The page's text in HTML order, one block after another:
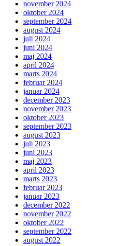
november 2024
oktober 2024
september 2024
august 2024
juli 2024
juni 2024
maj 2024
april 2024
marts 2024
februar 2024
januar 2024
december 2023
november 2023
oktober 2023
september 2023
august 2023
juli 2023
juni 2023
maj 2023
april 2023
marts 2023
februar 2023
januar 2023
december 2022
november 2022
oktober 2022
september 2022
august 2022